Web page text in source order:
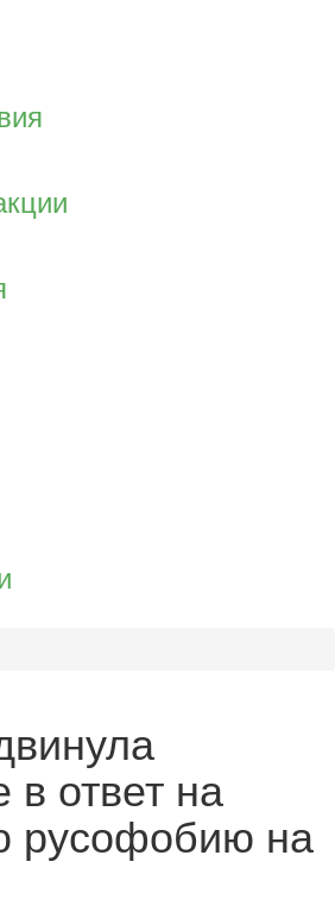
в ответ на
русофобию на